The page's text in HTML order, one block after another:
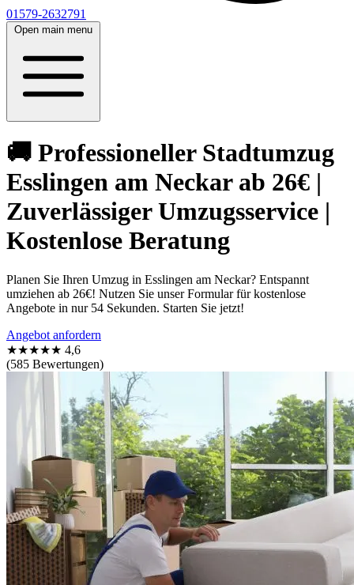
01579-2632791
Open main menu
🚚 Professioneller Stadtumzug
Esslingen am Neckar ab 26€ |
Zuverlässiger Umzugsservice |
Kostenlose Beratung
Planen Sie Ihren Umzug in Esslingen am Neckar? Entspannt
umziehen ab 26€! Nutzen Sie unser Formular für kostenlose
Angebote in nur 54 Sekunden. Starten Sie jetzt!
Angebot anfordern
★★★★★ 4,6
(585 Bewertungen)